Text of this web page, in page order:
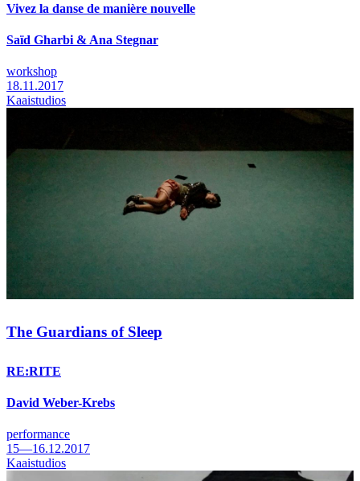
Vivez la danse de manière nouvelle
Saïd Gharbi & Ana Stegnar
workshop
18.11.2017
Kaaistudios
The Guardians of Sleep
RE:RITE
David Weber-Krebs
performance
15—16.12.2017
Kaaistudios